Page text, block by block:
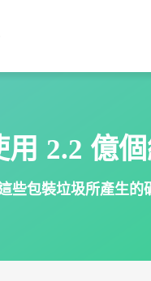
2.2 億
些包裝垃圾所產生的